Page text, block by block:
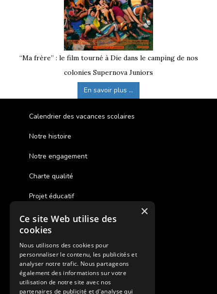
“Ma frère” : le film tourné à Die dans le camping de nos
colonies Supernova Juniors
En savoir plus ...
Calendrier des vacances scolaires
Notre histoire
Notre engagement
Charte qualité
Projet éducatif
Des colonies de vacances inclusives
Assurances annulations
Aides financières pour partir en colonie
Charte de confidentialité
×
Ce site Web utilise des
cookies
Nous utilisons des cookies pour
personnaliser le contenu, les publicités et
analyser notre trafic. Nous partageons
également des informations sur votre
utilisation de notre site avec nos
partenaires de publicité et d'analyse qui